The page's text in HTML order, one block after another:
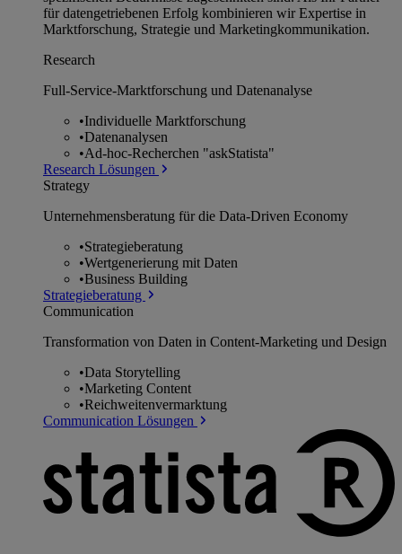
für datengetriebenen Erfolg kombinieren wir Expertise in
Marktforschung, Strategie und Marketingkommunikation.
Research
Full-Service-Marktforschung und Datenanalyse
•Individuelle Marktforschung
•Datenanalysen
•Ad-hoc-Recherchen "askStatista"
Research Lösungen
Strategy
Unternehmens­beratung für die Data-Driven Economy
•Strategieberatung
•Wertgenerierung mit Daten
•Business Building
Strategieberatung
Communication
Transformation von Daten in Content-Marketing und Design
•Data Storytelling
•Marketing Content
•Reichweitenvermarktung
Communication Lösungen